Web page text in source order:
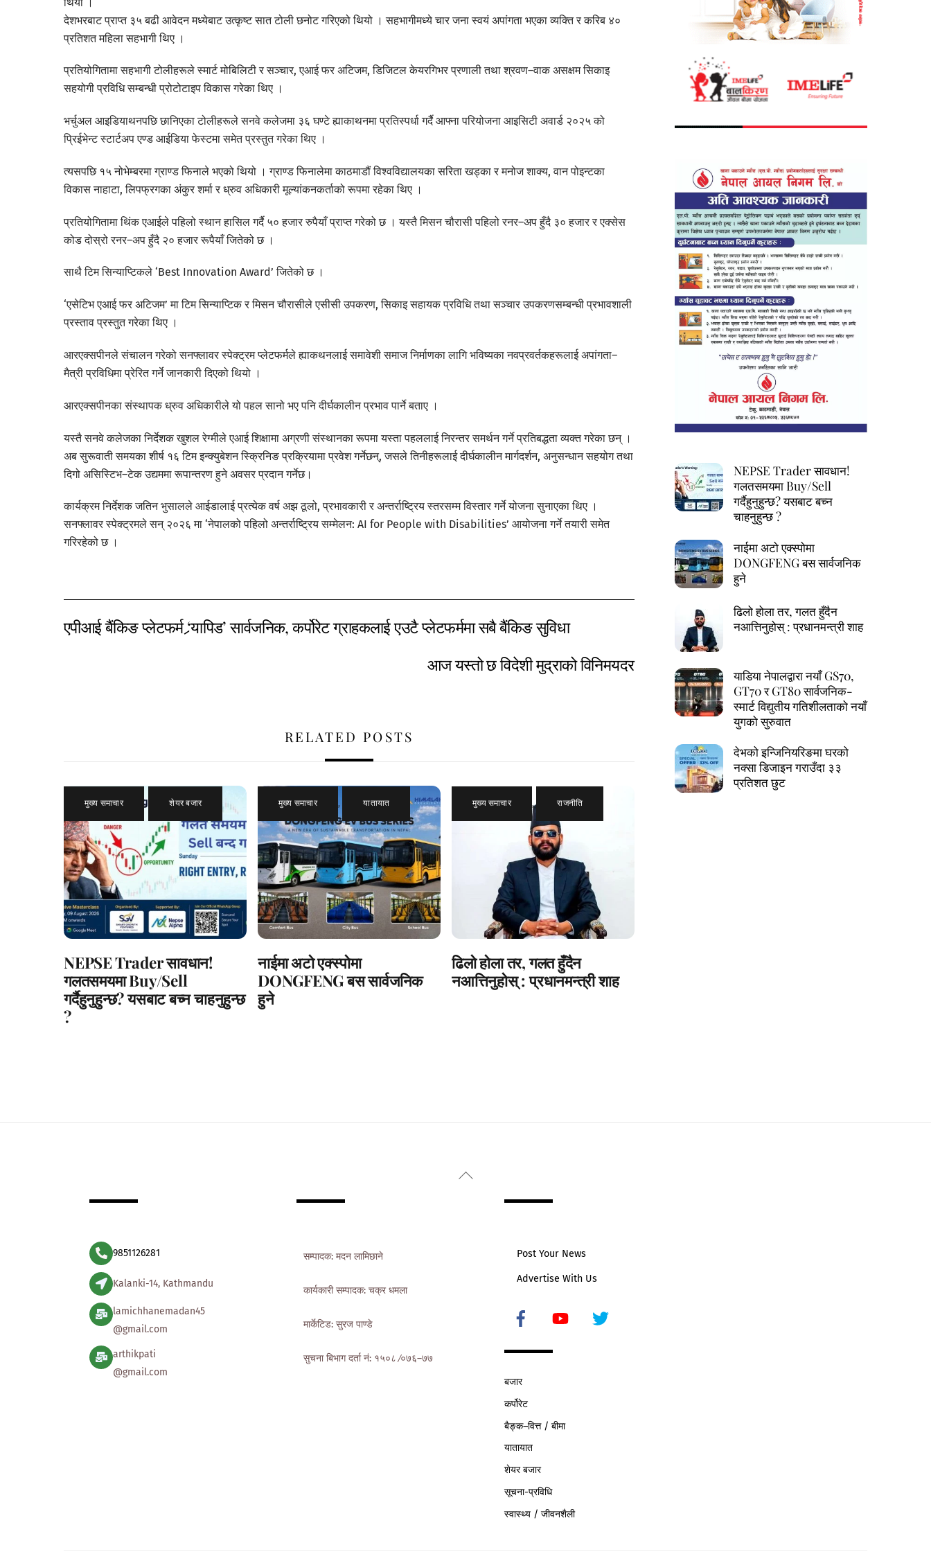
देशभरबाट प्राप्त ३५ बढी आवेदन मध्येबाट उत्कृष्ट सात टोली छनोट गरिएको थियो । सहभागीमध्ये चार जना स्वयं अपांगता भएका व्यक्ति र करिब ४०
प्रतिशत महिला सहभागी थिए ।
प्रतियोगितामा सहभागी टोलीहरूले स्मार्ट मोबिलिटी र सञ्चार, एआई फर अटिजम, डिजिटल केयरगिभर प्रणाली तथा श्रवण–वाक असक्षम सिकाइ
सहयोगी प्रविधि सम्बन्धी प्रोटोटाइप विकास गरेका थिए ।
भर्चुअल आइडियाथनपछि छानिएका टोलीहरूले सनवे कलेजमा ३६ घण्टे ह्याकाथनमा प्रतिस्पर्धा गर्दै आफ्ना परियोजना आइसिटी अवार्ड २०२५ को
प्रिईभेन्ट स्टार्टअप एण्ड आईडिया फेस्टमा समेत प्रस्तुत गरेका थिए ।
त्यसपछि १५ नोभेम्बरमा ग्राण्ड फिनाले भएको थियो । ग्राण्ड फिनालेमा काठमाडौं विश्वविद्यालयका सरिता खड्का र मनोज शाक्य, वान पोइन्टका
विकास नाहाटा, लिपफ्रगका अंकुर शर्मा र ध्रुव अधिकारी मूल्यांकनकर्ताको रूपमा रहेका थिए ।
प्रतियोगितामा थिंक एआईले पहिलो स्थान हासिल गर्दै ५० हजार रुपैयाँ प्राप्त गरेको छ । यस्तै मिसन चौरासी पहिलो रनर–अप हुँदै ३० हजार र एक्सेस
कोड दोस्रो रनर–अप हुँदै २० हजार रूपैयाँ जितेको छ ।
साथै टिम सिन्याप्टिकले ‘Best Innovation Award’ जितेको छ ।
‘एसेटिभ एआई फर अटिजम’ मा टिम सिन्याप्टिक र मिसन चौरासीले एसीसी उपकरण, सिकाइ सहायक प्रविधि तथा सञ्चार उपकरणसम्बन्धी प्रभावशाली
प्रस्ताव प्रस्तुत गरेका थिए ।
आरएक्सपीनले संचालन गरेको सनफ्लावर स्पेक्ट्रम प्लेटफर्मले ह्याकथनलाई समावेशी समाज निर्माणका लागि भविष्यका नवप्रवर्तकहरूलाई अपांगता–
मैत्री प्रविधिमा प्रेरित गर्ने जानकारी दिएको थियो ।
आरएक्सपीनका संस्थापक ध्रुव अधिकारीले यो पहल सानो भए पनि दीर्घकालीन प्रभाव पार्ने बताए ।
यस्तै सनवे कलेजका निर्देशक खुशल रेग्मीले एआई शिक्षामा अग्रणी संस्थानका रूपमा यस्ता पहललाई निरन्तर समर्थन गर्ने प्रतिबद्धता व्यक्त गरेका छन् ।
अब सुरूवाती समयका शीर्ष १६ टिम इन्क्युबेशन स्क्रिनिङ प्रक्रियामा प्रवेश गर्नेछन्, जसले तिनीहरूलाई दीर्घकालीन मार्गदर्शन, अनुसन्धान सहयोग तथा
दिगो असिस्टिभ–टेक उद्यममा रूपान्तरण हुने अवसर प्रदान गर्नेछ।
कार्यक्रम निर्देशक जतिन भुसालले आईडालाई प्रत्येक वर्ष अझ ठूलो, प्रभावकारी र अन्तर्राष्ट्रिय स्तरसम्म विस्तार गर्ने योजना सुनाएका थिए ।
सनफ्लावर स्पेक्ट्रमले सन् २०२६ मा ‘नेपालको पहिलो अन्तर्राष्ट्रिय सम्मेलन: AI for People with Disabilities’ आयोजना गर्ने तयारी समेत
गरिरहेको छ ।
एपीआई बैंकिङ प्लेटफर्म ‘र्‍यापिड’ सार्वजनिक, कर्पोरेट ग्राहकलाई एउटै प्लेटफर्ममा सबै बैंकिङ सुविधा
आज यस्तो छ विदेशी मुद्राको विनिमयदर
RELATED POSTS
मुख्य समाचार , शेयर बजार
NEPSE Trader सावधान!
गलतसमयमा Buy/Sell
गर्दैहुनुहुन्छ? यसबाट बच्न चाहनुहुन्छ
?
मुख्य समाचार , यातायात
नाईमा अटो एक्स्पोमा
DONGFENG बस सार्वजनिक
हुने
मुख्य समाचार , राजनीति
ढिलो होला तर, गलत हुँदैन
नआत्तिनुहोस् : प्रधानमन्त्री शाह
NEPSE Trader सावधान!
गलतसमयमा Buy/Sell
गर्दैहुनुहुन्छ? यसबाट बच्न
चाहनुहुन्छ ?
नाईमा अटो एक्स्पोमा
DONGFENG बस सार्वजनिक
हुने
ढिलो होला तर, गलत हुँदैन
नआत्तिनुहोस् : प्रधानमन्त्री शाह
याडिया नेपालद्वारा नयाँ GS70,
GT70 र GT80 सार्वजनिक-
स्मार्ट विद्युतीय गतिशीलताको नयाँ
युगको सुरुवात
देभको इन्जिनियरिङमा घरको
नक्सा डिजाइन गराउँदा ३३
प्रतिशत छुट
Back
9851126281
Kalanki-14, Kathmandu
lamichhanemadan45
@gmail.com
arthikpati
@gmail.com
सम्पादक: मदन लामिछाने
कार्यकारी सम्पादक: चक्र धमला
मार्केटिड: सुरज पाण्डे
सुचना बिभाग दर्ता नं: १५०८ ∕०७६–७७
Post Your News
Advertise With Us
Icon
बजार
कर्पोरेट
बैङ्क–वित्त / बीमा
यातायात
शेयर बजार
सूचना-प्रविधि
स्वास्थ्य / जीवनशैली